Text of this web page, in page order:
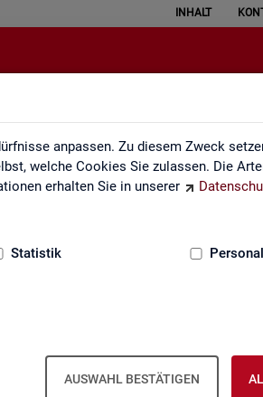
anpassen. Zu diesem Zweck
welche Cookies Sie zulassen. Die
erhalten Sie in unserer
Statistik
AUSWAHL BESTÄTIGEN
INHALT